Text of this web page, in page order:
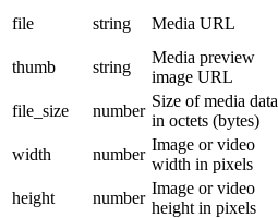
file string Media URL
thumb
string
Media preview
image URL
file_size
number
Size of media data
in octets (bytes)
width
number
Image or video
width in pixels
height
number
Image or video
height in pixels